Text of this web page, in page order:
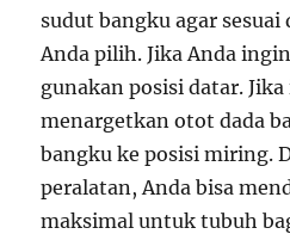
sudut bangku agar
Anda pilih. Jika Anda
gunakan posisi datar.
menargetkan otot dada
bangku ke posisi miring.
peralatan, Anda bisa
maksimal untuk tubuh